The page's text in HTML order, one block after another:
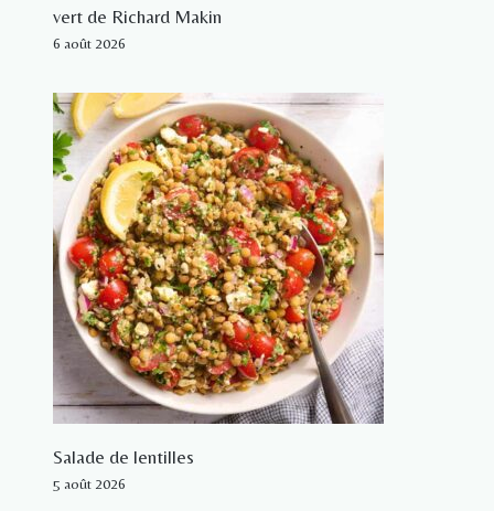
vert de Richard Makin
6 août 2026
Salade de lentilles
5 août 2026